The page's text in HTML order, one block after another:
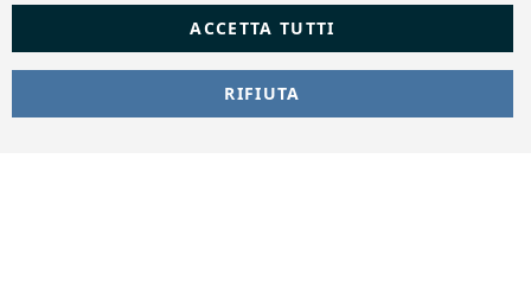
ACCETTA TUTTI
RIFIUTA